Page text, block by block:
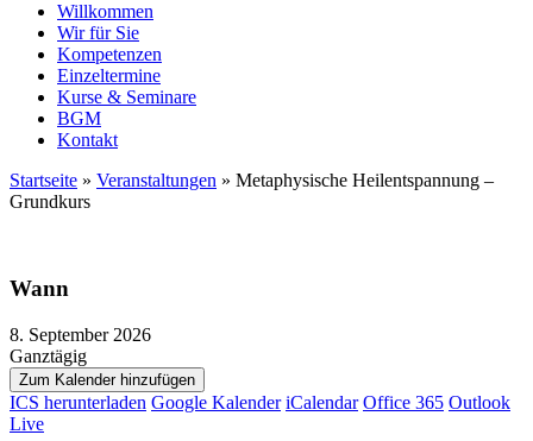
Willkommen
Wir für Sie
Kompetenzen
Einzeltermine
Kurse & Seminare
BGM
Kontakt
Startseite » Veranstaltungen » Metaphysische Heilentspannung –
Grundkurs
Wann
8. September 2026
Ganztägig
Zum Kalender hinzufügen
ICS herunterladen Google Kalender iCalendar Office 365 Outlook
Live